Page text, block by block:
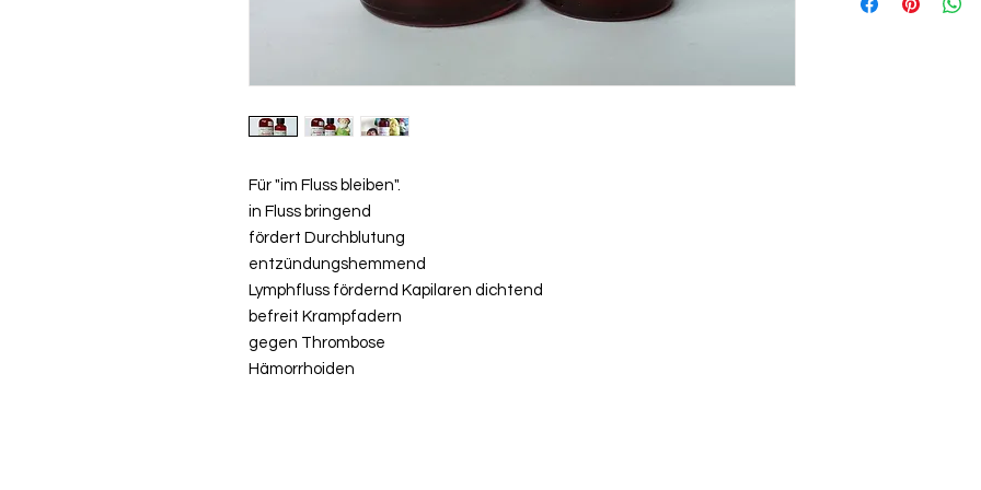
Für "im Fluss bleiben".
in Fluss bringend
fördert Durchblutung
entzündungshemmend
Lymphfluss fördernd Kapilaren dichtend
befreit Krampfadern
gegen Thrombose
Hämorrhoiden
Kosten für den